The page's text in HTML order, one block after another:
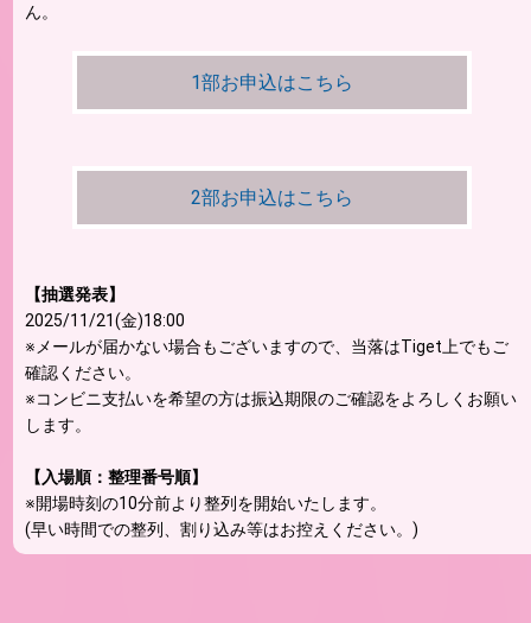
ん。
1部お申込はこちら
2部お申込はこちら
【抽選発表】
2025/11/21(金)18:00
※メールが届かない場合もございますので、当落はTiget上でもご
確認ください。
※コンビニ支払いを希望の方は振込期限のご確認をよろしくお願い
します。
【入場順：整理番号順】
※開場時刻の10分前より整列を開始いたします。
(早い時間での整列、割り込み等はお控えください。)